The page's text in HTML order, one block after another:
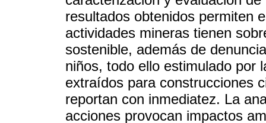
resultados obtenidos permiten
actividades mineras tienen
sostenible, además de
niños, todo ello estimulado por
extraídos para construcciones
reportan con inmediatez. La
acciones provocan impactos